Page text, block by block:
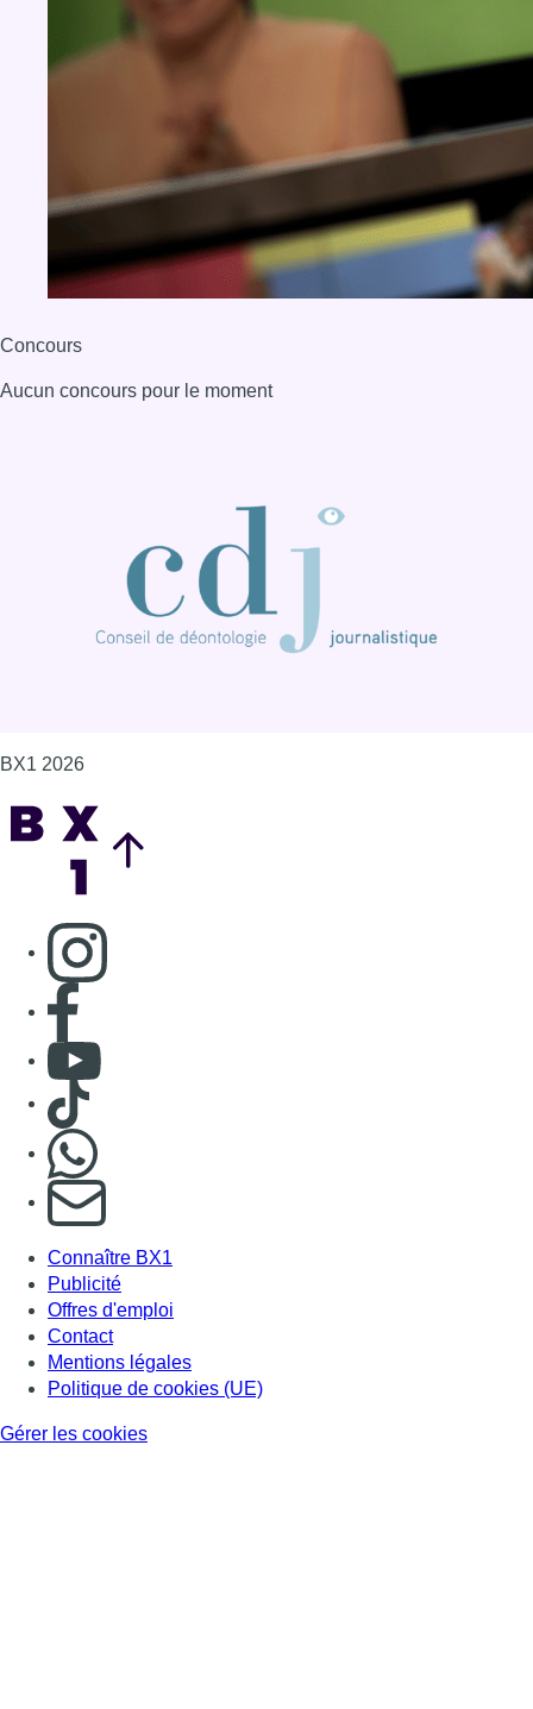
Concours
Aucun concours pour le moment
BX1 2026
Consulter page Instagram
Consulter page Facebook
Consulter Youtube
Consulter TikTok
S'abonner à notre newsletter
Connaître BX1
Publicité
Offres d'emploi
Contact
Mentions légales
Politique de cookies (UE)
Gérer les cookies